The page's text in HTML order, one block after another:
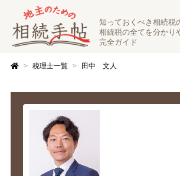
知っておくべき相続税
相続税の全てを分かり
完全ガイド
税理士一覧 田中 文人